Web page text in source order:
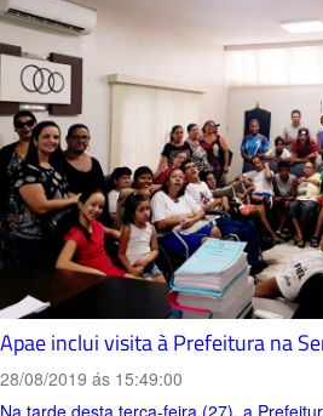
Apae inclui visita à Prefeitura na
28/08/2019 ás 15:49:00